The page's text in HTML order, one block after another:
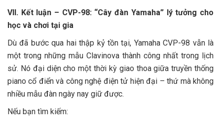
VII. Kết luận – CVP-98: “Cây đàn Yamaha” lý tưởng cho
học và chơi tại gia
Dù đã bước qua hai thập kỷ tồn tại, Yamaha CVP-98 vẫn là
một trong những mẫu Clavinova thành công nhất trong lịch
sử. Nó đại diện cho một thời kỳ giao thoa giữa truyền thống
piano cổ điển và công nghệ điện tử hiện đại – thứ mà không
nhiều mẫu đàn ngày nay giữ được.
Nếu bạn tìm kiếm: